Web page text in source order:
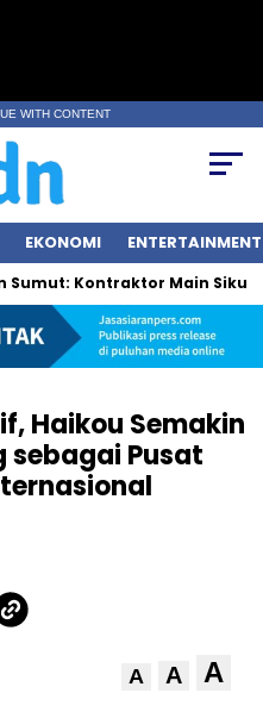
WITH CONTENT
EKONOMI ENTERTAINMENT
Kontraktor Main Sikut,
Haikou Semakin
sebagai Pusat
A A A